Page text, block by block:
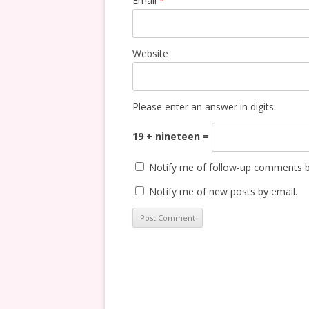
Website
Please enter an answer in digits:
19 + nineteen =
Notify me of follow-up comments
Notify me of new posts by email.